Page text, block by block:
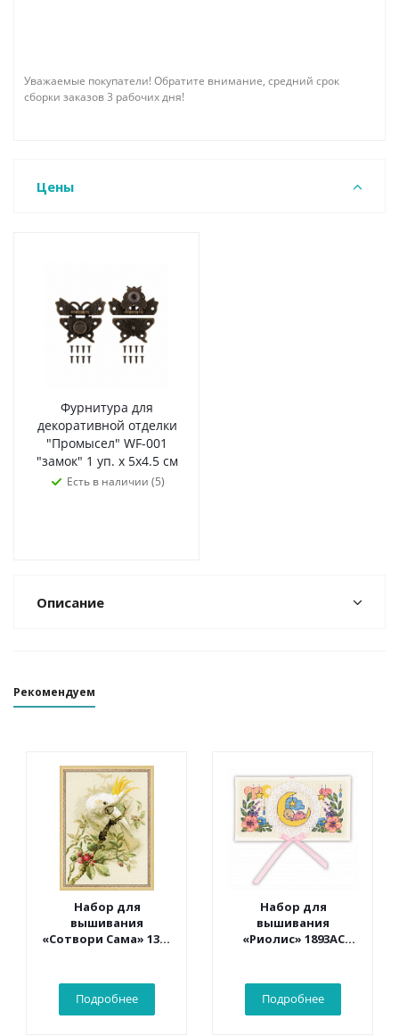
Уважаемые покупатели! Обратите внимание, средний срок
сборки заказов 3 рабочих дня!
Цены
Фурнитура для
декоративной отделки
"Промысел" WF-001
"замок" 1 уп. х 5х4.5 см
Есть в наличии (5)
Описание
Рекомендуем
Набор для
вышивания
«Сотвори Сама» 1362
Подробнее
Набор для
вышивания
«Риолис» 1893АС
малыша» 16*9 см
Подробнее